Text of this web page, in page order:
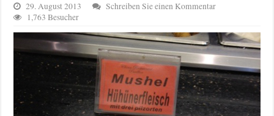
29. August 2013
Schreiben Sie einen Kommentar
1,763 Besucher